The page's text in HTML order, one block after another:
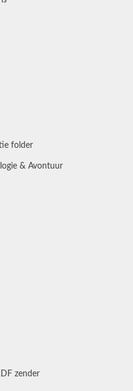
folder
& Avontuur
zender